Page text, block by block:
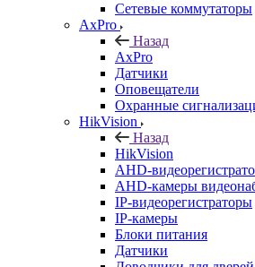
Сетевые коммутаторы
AxPro
Назад
AxPro
Датчики
Оповещатели
Охранные
HikVision
Назад
HikVision
AHD-
AHD-камеры
IP-видеорегистраторы
IP-камеры
Блоки питания
Датчики